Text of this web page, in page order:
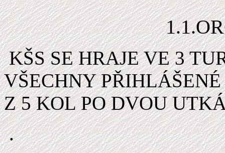
KŠS SE HRAJE VE3
VŠECHNY
Z 5 KOL PO DVOU
.